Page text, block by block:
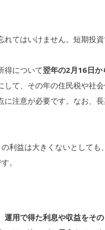
てはいけません。短期投
得について翌年の2月16日か
て、その年の住民税や社
注意が必要です。なお、
利益は大きくないとして
。
運用で得た利息や収益をそ